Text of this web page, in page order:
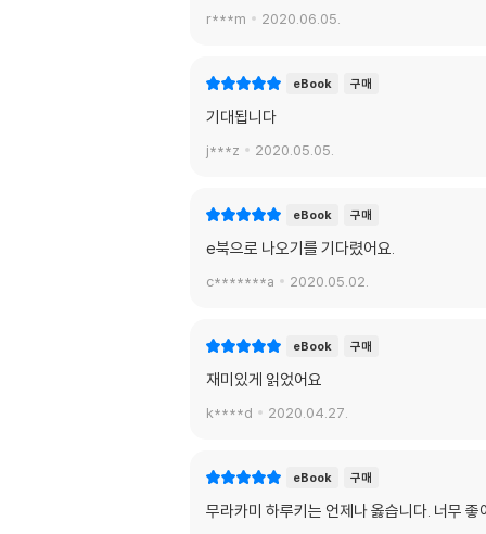
r***m 2020.06.05.
eBook 구매
기대됩니다
j***z 2020.05.05.
eBook 구매
e북으로 나오기를 기다렸어요.
c*******a 2020.05.02.
eBook 구매
재미있게 읽었어요
k****d 2020.04.27.
eBook 구매
무라카미 하루키는 언제나 옳습니다. 너무 좋